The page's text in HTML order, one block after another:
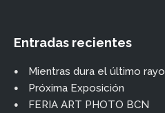
Entradas recientes
Mientras dura el último rayo
Próxima Exposición
FERIA ART PHOTO BCN